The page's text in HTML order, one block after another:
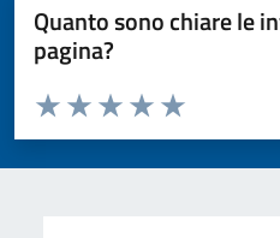
Quanto sono chiare le
pagina?
Valuta da 1 a 5 stelle la pagina
Valuta 5 stelle
Valuta 4 stelle su 5
Valuta 3 stelle su 5
Valuta 2 stelle su 5
Valuta 1 stelle su 5